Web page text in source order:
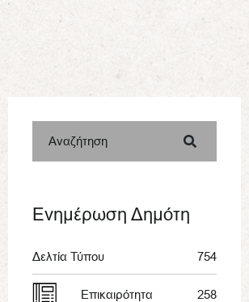
Αναζήτηση
Ενημέρωση Δημότη
Δελτία Τύπου 754
Επικαιρότητα 258